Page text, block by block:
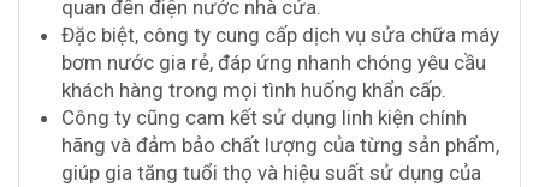
quan đến điện nước nhà cửa.
Đặc biệt, công ty cung cấp dịch vụ sửa chữa máy
bơm nước gia rẻ, đáp ứng nhanh chóng yêu cầu
khách hàng trong mọi tình huống khẩn cấp.
Công ty cũng cam kết sử dụng linh kiện chính
hãng và đảm bảo chất lượng của từng sản phẩm,
giúp gia tăng tuổi thọ và hiệu suất sử dụng của